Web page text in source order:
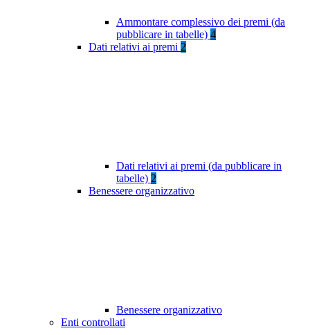
Ammontare complessivo dei premi (da
pubblicare in tabelle) 4
Dati relativi ai premi 2
Dati relativi ai premi (da pubblicare in
tabelle) 2
Benessere organizzativo
Benessere organizzativo
Enti controllati